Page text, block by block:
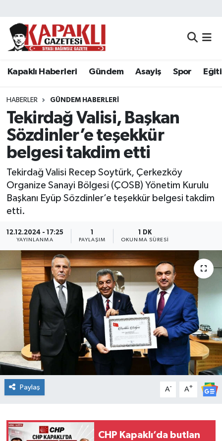
Kapaklı Haberleri Gündem Asayiş Spor
HABERLER GÜNDEM HABERLERI
Tekirdağ Valisi, Başkan
Sözdinler’e teşekkür
belgesi takdim etti
Tekirdağ Valisi Recep Soytürk, Çerkezköy
Organize Sanayi Bölgesi (ÇOSB) Yönetim Kurulu
Başkanı Eyüp Sözdinler’e teşekkür belgesi takdim
etti.
12.12.2024 - 17:25
YAYINLANMA
1
PAYLAŞIM
1 DK
OKUNMA SÜRESI
Paylaş A- A+
CHP Kapaklı’da butlan
Kapaklı Haberleri
Asayiş
Spor
Eğitim
Siyaset
Resmi Reklamlar
Ekonomi
Sağlık
Teknoloji
Yaşam
Tekirdağ Nöbetçi Eczaneler
Tekirdağ Namaz Vakitleri
Tekirdağ Trafik Yoğunluk Haritası
Süper Lig Puan Durumu ve Fikstür
Tüm Manşetler
Son Dakika Haberleri